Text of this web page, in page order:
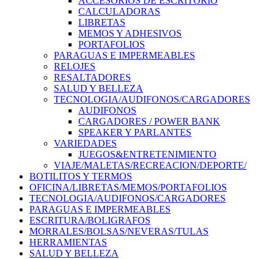
CALCULADORAS
LIBRETAS
MEMOS Y ADHESIVOS
PORTAFOLIOS
PARAGUAS E IMPERMEABLES
RELOJES
RESALTADORES
SALUD Y BELLEZA
TECNOLOGIA/AUDIFONOS/CARGADORES
AUDIFONOS
CARGADORES / POWER BANK
SPEAKER Y PARLANTES
VARIEDADES
JUEGOS&ENTRETENIMIENTO
VIAJE/MALETAS/RECREACION/DEPORTE/
BOTILITOS Y TERMOS
OFICINA/LIBRETAS/MEMOS/PORTAFOLIOS
TECNOLOGIA/AUDIFONOS/CARGADORES
PARAGUAS E IMPERMEABLES
ESCRITURA/BOLIGRAFOS
MORRALES/BOLSAS/NEVERAS/TULAS
HERRAMIENTAS
SALUD Y BELLEZA